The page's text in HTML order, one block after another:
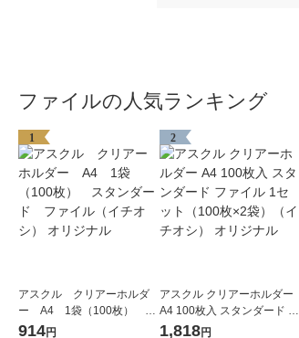
ファイルの人気ランキング
1
アスクル クリアーホルダ
ー A4 1袋（100枚） ス
タンダード ファイル（イ
914円
2
アスクル クリアーホルダー
A4 100枚入 スタンダード フ
ァイル 1セット（100枚×2
1,818円